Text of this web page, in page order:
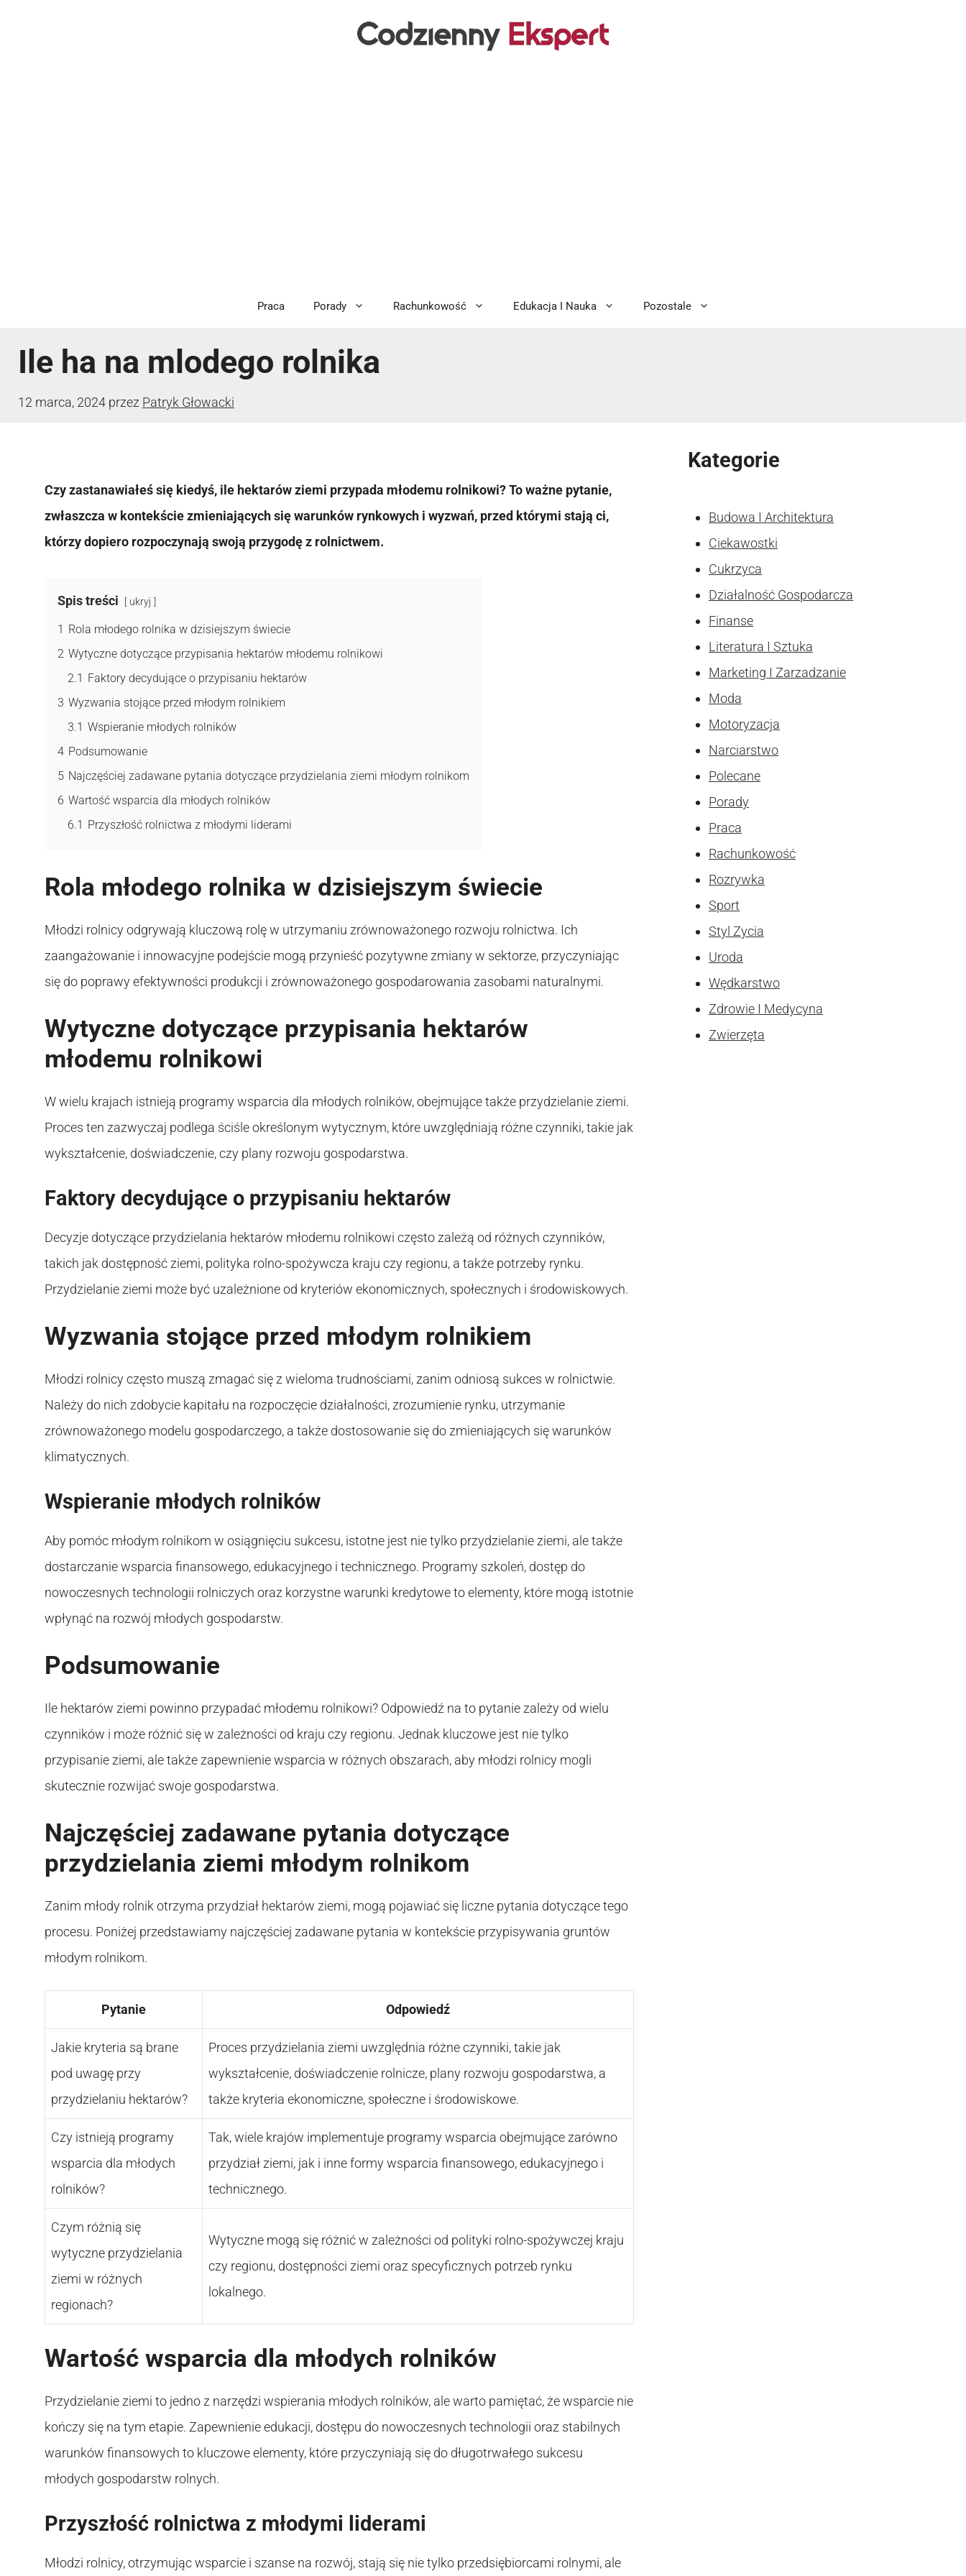
Praca Porady Rachunkowość Edukacja I Nauka Pozostale
Ile ha na mlodego rolnika
12 marca, 2024 przez Patryk Głowacki
Czy zastanawiałeś się kiedyś, ile hektarów ziemi przypada młodemu rolnikowi? To ważne pytanie,
zwłaszcza w kontekście zmieniających się warunków rynkowych i wyzwań, przed którymi stają ci,
którzy dopiero rozpoczynają swoją przygodę z rolnictwem.
Spis treści ukryj
1 Rola młodego rolnika w dzisiejszym świecie
2 Wytyczne dotyczące przypisania hektarów młodemu rolnikowi
2.1 Faktory decydujące o przypisaniu hektarów
3 Wyzwania stojące przed młodym rolnikiem
3.1 Wspieranie młodych rolników
4 Podsumowanie
5 Najczęściej zadawane pytania dotyczące przydzielania ziemi młodym rolnikom
6 Wartość wsparcia dla młodych rolników
6.1 Przyszłość rolnictwa z młodymi liderami
Rola młodego rolnika w dzisiejszym świecie
Młodzi rolnicy odgrywają kluczową rolę w utrzymaniu zrównoważonego rozwoju rolnictwa. Ich
zaangażowanie i innowacyjne podejście mogą przynieść pozytywne zmiany w sektorze, przyczyniając
się do poprawy efektywności produkcji i zrównoważonego gospodarowania zasobami naturalnymi.
Wytyczne dotyczące przypisania hektarów
młodemu rolnikowi
W wielu krajach istnieją programy wsparcia dla młodych rolników, obejmujące także przydzielanie ziemi.
Proces ten zazwyczaj podlega ściśle określonym wytycznym, które uwzględniają różne czynniki, takie jak
wykształcenie, doświadczenie, czy plany rozwoju gospodarstwa.
Faktory decydujące o przypisaniu hektarów
Decyzje dotyczące przydzielania hektarów młodemu rolnikowi często zależą od różnych czynników,
takich jak dostępność ziemi, polityka rolno-spożywcza kraju czy regionu, a także potrzeby rynku.
Przydzielanie ziemi może być uzależnione od kryteriów ekonomicznych, społecznych i środowiskowych.
Wyzwania stojące przed młodym rolnikiem
Młodzi rolnicy często muszą zmagać się z wieloma trudnościami, zanim odniosą sukces w rolnictwie.
Należy do nich zdobycie kapitału na rozpoczęcie działalności, zrozumienie rynku, utrzymanie
zrównoważonego modelu gospodarczego, a także dostosowanie się do zmieniających się warunków
klimatycznych.
Wspieranie młodych rolników
Aby pomóc młodym rolnikom w osiągnięciu sukcesu, istotne jest nie tylko przydzielanie ziemi, ale także
dostarczanie wsparcia finansowego, edukacyjnego i technicznego. Programy szkoleń, dostęp do
nowoczesnych technologii rolniczych oraz korzystne warunki kredytowe to elementy, które mogą istotnie
wpłynąć na rozwój młodych gospodarstw.
Podsumowanie
Ile hektarów ziemi powinno przypadać młodemu rolnikowi? Odpowiedź na to pytanie zależy od wielu
czynników i może różnić się w zależności od kraju czy regionu. Jednak kluczowe jest nie tylko
przypisanie ziemi, ale także zapewnienie wsparcia w różnych obszarach, aby młodzi rolnicy mogli
skutecznie rozwijać swoje gospodarstwa.
Najczęściej zadawane pytania dotyczące
przydzielania ziemi młodym rolnikom
Zanim młody rolnik otrzyma przydział hektarów ziemi, mogą pojawiać się liczne pytania dotyczące tego
procesu. Poniżej przedstawiamy najczęściej zadawane pytania w kontekście przypisywania gruntów
młodym rolnikom.
Pytanie Odpowiedź
Jakie kryteria są brane
pod uwagę przy
przydzielaniu hektarów?
Proces przydzielania ziemi uwzględnia różne czynniki, takie jak
wykształcenie, doświadczenie rolnicze, plany rozwoju gospodarstwa, a
także kryteria ekonomiczne, społeczne i środowiskowe.
Czy istnieją programy
wsparcia dla młodych
rolników?
Tak, wiele krajów implementuje programy wsparcia obejmujące zarówno
przydział ziemi, jak i inne formy wsparcia finansowego, edukacyjnego i
technicznego.
Czym różnią się
wytyczne przydzielania
ziemi w różnych
regionach?
Wytyczne mogą się różnić w zależności od polityki rolno-spożywczej kraju
czy regionu, dostępności ziemi oraz specyficznych potrzeb rynku
lokalnego.
Wartość wsparcia dla młodych rolników
Przydzielanie ziemi to jedno z narzędzi wspierania młodych rolników, ale warto pamiętać, że wsparcie nie
kończy się na tym etapie. Zapewnienie edukacji, dostępu do nowoczesnych technologii oraz stabilnych
warunków finansowych to kluczowe elementy, które przyczyniają się do długotrwałego sukcesu
młodych gospodarstw rolnych.
Przyszłość rolnictwa z młodymi liderami
Młodzi rolnicy, otrzymując wsparcie i szanse na rozwój, stają się nie tylko przedsiębiorcami rolnymi, ale
Kategorie
Budowa I Architektura
Ciekawostki
Cukrzyca
Działalność Gospodarcza
Finanse
Literatura I Sztuka
Marketing I Zarzadzanie
Moda
Motoryzacja
Narciarstwo
Polecane
Porady
Praca
Rachunkowość
Rozrywka
Sport
Styl Zycia
Uroda
Wędkarstwo
Zdrowie I Medycyna
Zwierzęta